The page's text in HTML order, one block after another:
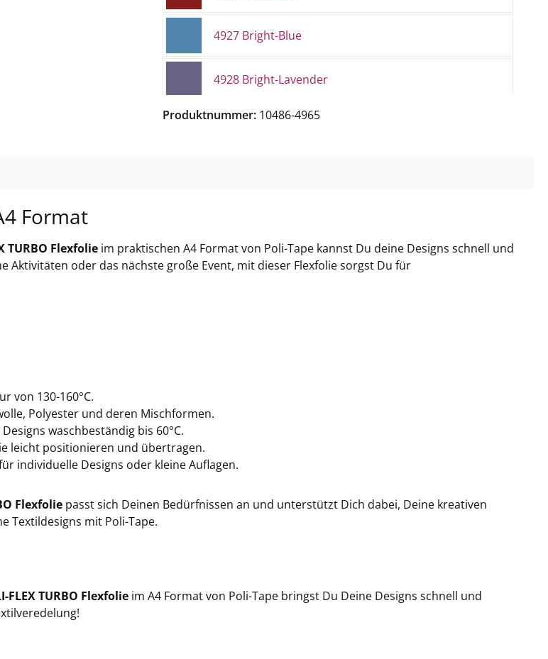
4927 Bright-Blue
4928 Bright-Lavender
4929 Coral
4932 Bright-Violet
4942 Neon-Orange
4945 Neon-Dark-Pink
Produktnummer: 10486-4965
Format
TURBO Flexfolie im praktischen A4 Format von Poli-Tape kannst Du deine Designs schnell und
Aktivitäten oder das nächste große Event, mit dieser Flexfolie sorgst Du für
von 130-160°C.
Polyester und deren Mischformen.
waschbeständig bis 60°C.
leicht positionieren und übertragen.
individuelle Designs oder kleine Auflagen.
Flexfolie passt sich Deinen Bedürfnissen an und unterstützt Dich dabei, Deine kreativen
Textildesigns mit Poli-Tape.
FLEX TURBO Flexfolie im A4 Format von Poli-Tape bringst Du Deine Designs schnell und